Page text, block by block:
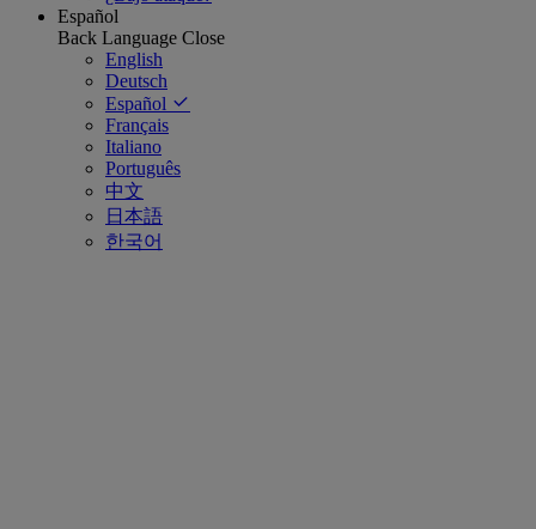
Español
Back Language Close
English
Deutsch
Español
Français
Italiano
Português
中文
日本語
한국어